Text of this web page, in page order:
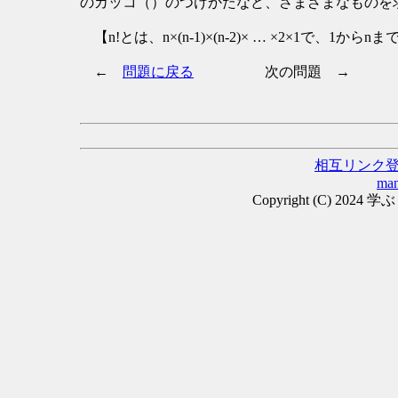
【n!とは、n×(n-1)×(n-2)× … ×2×1で、1からnま
← 問題に戻る 次の問題 →
相互リンク
Copyright (C) 2024 学